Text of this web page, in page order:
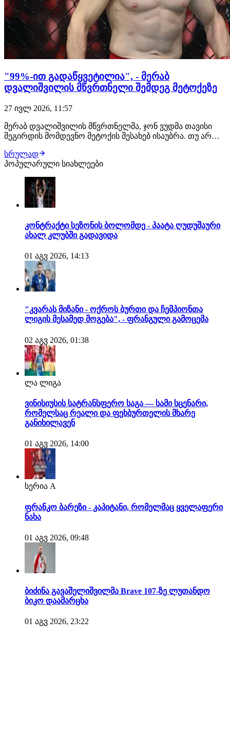
"99%-ით გადაწყვეტილია", - მერაბ
დვალიშვილის მწვრთნელი შემდეგ მეტოქეზე
27 ივლ 2026, 11:57
მერაბ დვალიშვილის მწვრთნელმა, ჯონ ვუდმა თავისი
შეგირდის მომდევნო მეტოქის შესახებ ისაუბრა. თუ არ
მებრძოლის შემდეგი მოწინააღმდეგე კვლავ პიოტრ იანი
იქნება. შეგახსენებთ, ეს მათი მე-3 ჩხუბი გამოვა. "თუ იანის
მხრიდან რაიმე არ შეიცვალა, დვალიშვილი…
სრულად
პოპულარული სიახლეები
კონტრაქტი სეზონის ბოლომდე - პაატა ღუდუშაური
ახალ კლუბში გადავიდა
01 აგვ 2026, 14:13
"კვარას მიზანი - ოქროს ბურთი და ჩემპიონთა
ლიგის მესამედ მოგება", - ფრანგული გამოცემა
02 აგვ 2026, 01:38
ლა ლიგა
ვინისიუსის სატრანსფერო საგა — სამი სცენარი,
რომელსაც რეალი და ფეხბურთელის მხარე
განიხილავენ
01 აგვ 2026, 14:00
სერია A
ფრანკო ბარეზი - კაპიტანი, რომელმაც ყველაფერი
ნახა
01 აგვ 2026, 09:48
ბიძინა გავაშელიშვილმა Brave 107-ზე ლუთანდო
ბიკო დაამარცხა
01 აგვ 2026, 23:22